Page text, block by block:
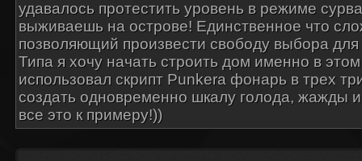
удавалось протестить уровень в режиме
выживаешь на острове! Единственное что
позволяющий произвести свободу выбора для
Типа я хочу начать строить дом именно в
использовал скрипт Punkera фонарь в трех
создать одновременно шкалу голода, жажды
все это к примеру!))